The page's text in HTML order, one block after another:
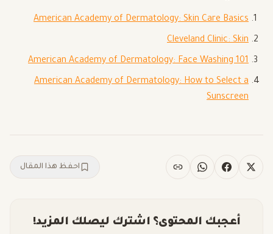
American Academy of Dermatology: Skin Care Basics
Cleveland Clinic: Skin
American Academy of Dermatology: Face Washing 101
American Academy of Dermatology: How to Select a
Sunscreen
احفظ هذا المقال
أعجبك المحتوى؟ اشترك ليصلك المزيد!